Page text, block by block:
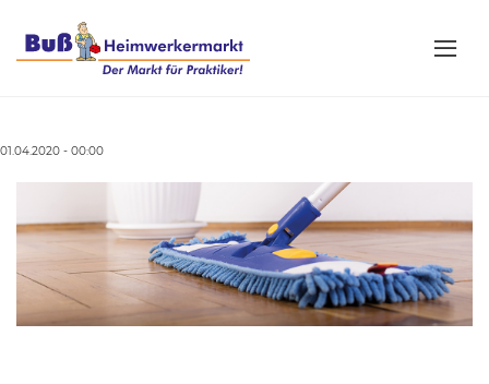
01.04.2020 - 00:00